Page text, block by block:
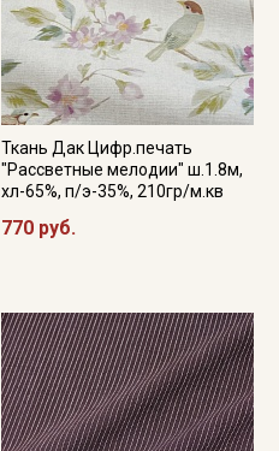
Ткань Дак Цифр.печать
"Рассветные мелодии" ш.1.8м,
хл-65%, п/э-35%, 210гр/м.кв
770 руб.